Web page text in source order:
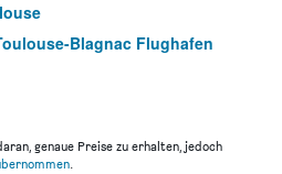
Blagnac Flughafen
genaue Preise zu erhalten, jedoch
.